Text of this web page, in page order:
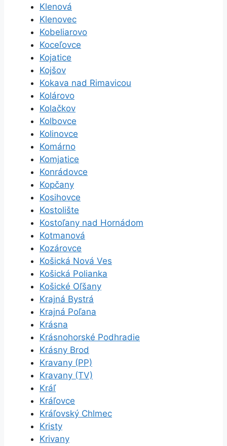
Klenová
Klenovec
Kobeliarovo
Koceľovce
Kojatice
Kojšov
Kokava nad Rimavicou
Kolárovo
Kolačkov
Kolbovce
Kolinovce
Komárno
Komjatice
Konrádovce
Kopčany
Kosihovce
Kostolište
Kostoľany nad Hornádom
Kotmanová
Kozárovce
Košická Nová Ves
Košická Polianka
Košické Oľšany
Krajná Bystrá
Krajná Poľana
Krásna
Krásnohorské Podhradie
Krásny Brod
Kravany (PP)
Kravany (TV)
Kráľ
Kráľovce
Kráľovský Chlmec
Kristy
Krivany